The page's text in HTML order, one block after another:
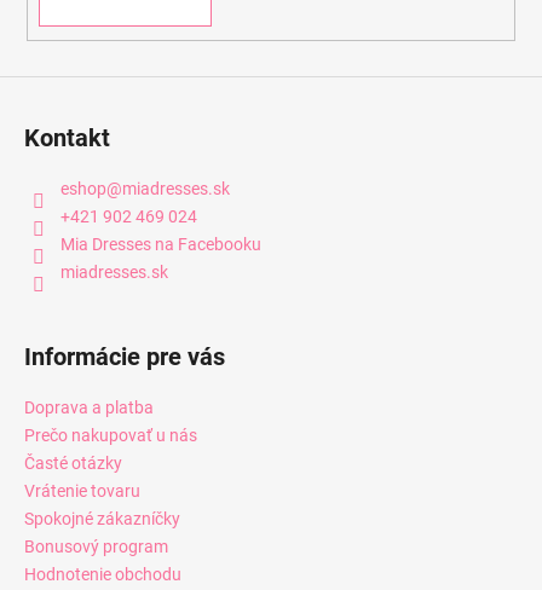
Kontakt
eshop@miadresses.sk
+421 902 469 024
Mia Dresses na Facebooku
miadresses.sk
Informácie pre vás
Doprava a platba
Prečo nakupovať u nás
Časté otázky
Vrátenie tovaru
Spokojné zákazníčky
Bonusový program
Hodnotenie obchodu